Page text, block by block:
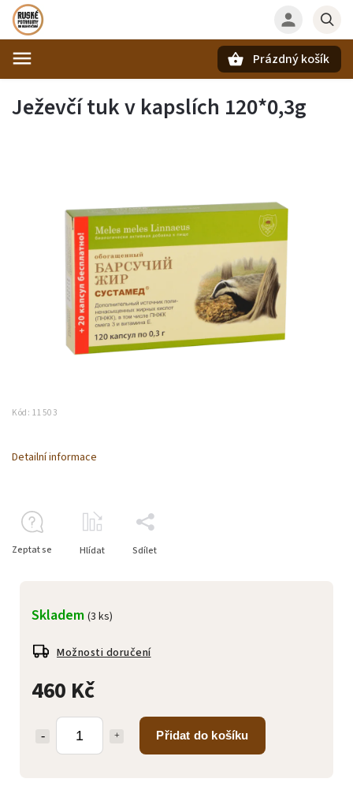
Prázdný košík
Ježevčí tuk v kapslích 120*0,3g
Kód: 11503
460 Kč
Přidat do košíku
Skladem (3 ks)
Možnosti doručení
Detailní informace
Zeptat se Hlídat Sdílet